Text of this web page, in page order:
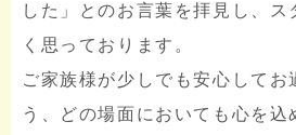
した」とのお言葉を拝見し、ス
く思っております。
ご家族様が少しでも安心してお
う、どの場面においても心を込